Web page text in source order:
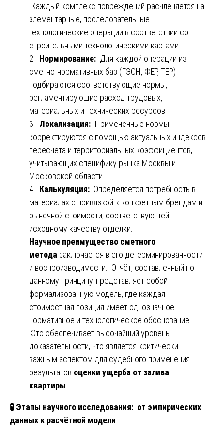
Каждый комплекс повреждений расчленяется на
элементарные, последовательные
технологические операции в соответствии со
строительными технологическими картами.
2. Нормирование: Для каждой операции из
сметно-нормативных баз (ГЭСН, ФЕР, ТЕР)
подбираются соответствующие нормы,
регламентирующие расход трудовых,
материальных и технических ресурсов.
3. Локализация: Применённые нормы
корректируются с помощью актуальных индексов
пересчёта и территориальных коэффициентов,
учитывающих специфику рынка Москвы и
Московской области.
4. Калькуляция: Определяется потребность в
материалах с привязкой к конкретным брендам и
рыночной стоимости, соответствующей
исходному качеству отделки.
Научное преимущество сметного
метода заключается в его детерминированности
и воспроизводимости. Отчёт, составленный по
данному принципу, представляет собой
формализованную модель, где каждая
стоимостная позиция имеет однозначное
нормативное и технологическое обоснование.
Это обеспечивает высочайший уровень
доказательности, что является критически
важным аспектом для судебного применения
результатов оценки ущерба от залива
квартиры
🧪 Этапы научного исследования: от эмпирических
данных к расчётной модели